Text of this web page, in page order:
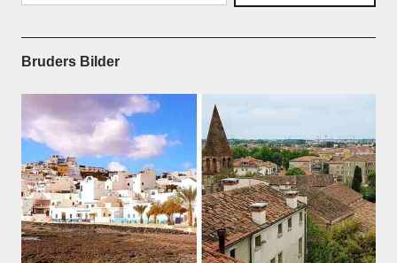
Bruders Bilder